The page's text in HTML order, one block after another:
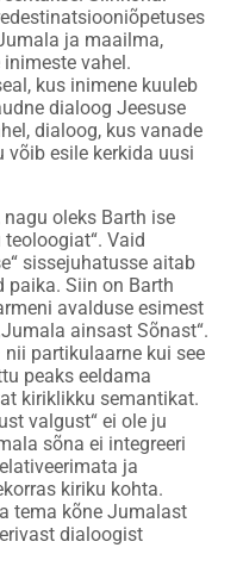
ja maailma,
vahel.
kus inimene kuuleb
dialoog Jeesuse
dialoog, kus vanade
võib esile kerkida uusi
oleks Barth ise
Vaid
sissejuhatusse aitab
paika. Siin on Barth
avalduse esimest
ainsast Sõnast“.
partikulaarne kui see
peaks eeldama
kiriklikku semantikat.
valgust“ ei ole ju
sõna ei integreeri
ja
kiriku kohta.
tema kõne Jumalast
dialoogist